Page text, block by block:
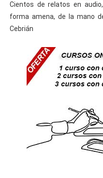
Cientos de relatos en
forma amena, de la mano
Cebrián